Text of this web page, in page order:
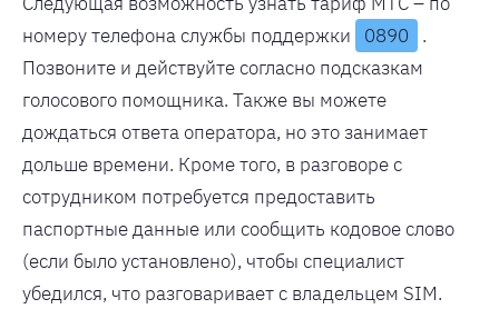
номеру телефона службы поддержки
0890
.
Позвоните и действуйте согласно подсказкам
голосового помощника. Также вы можете
дождаться ответа оператора, но это занимает
дольше времени. Кроме того, в разговоре с
сотрудником потребуется предоставить
паспортные данные или сообщить кодовое слово
(если было установлено), чтобы специалист
убедился, что разговаривает с владельцем SIM.